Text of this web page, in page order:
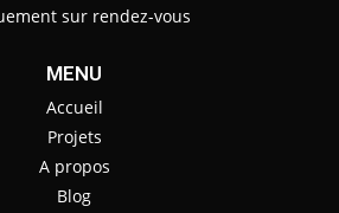
sur rendez-vous
MENU
Accueil
Projets
A propos
Blog